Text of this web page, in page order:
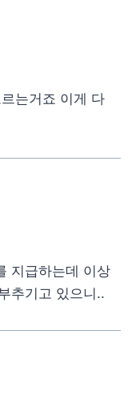
는거죠 이게 다
지급하는데 이상
추기고 있으니..